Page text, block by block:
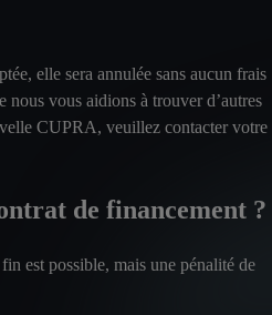
elle sera annulée sans aucun frais
nous vous aidions à trouver d’autres
CUPRA, veuillez contacter votre
de financement ?
est possible, mais une pénalité de